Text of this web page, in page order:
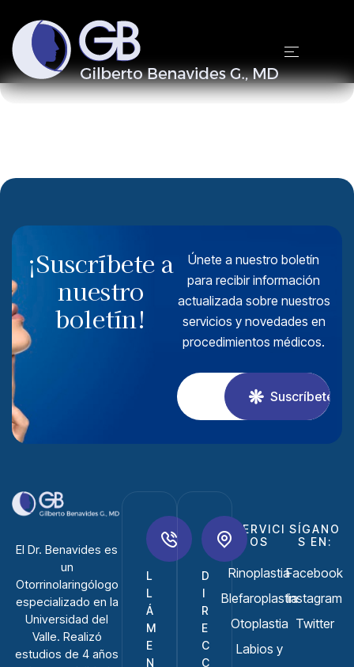
¡Suscríbete a
nuestro
boletín!
Únete a nuestro boletín
para recibir información
actualizada sobre nuestros
servicios y novedades en
procedimientos médicos.
Suscríbete
ElDr. Benavides es
un
Otorrinolaringólogo
especializado en la
Universidad del
Valle. Realizó
estudios de 4 años
SERVICI
OS
Rinoplastia
Blefaroplastia
Otoplastia
Labios y
SÍGANO
S EN:
Facebook
Instagram
Twitter
L
L
Á
M
E
N
D
I
R
E
C
C